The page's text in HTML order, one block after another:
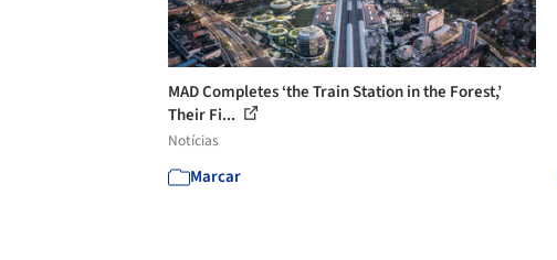
MAD Completes ‘the Train Station in the Forest,’
Their Fi...
Notícias
Marcar